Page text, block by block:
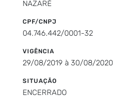
NAZARÉ
CPF/CNPJ
04.746.442/0001-32
VIGÊNCIA
29/08/2019 à 30/08/2020
SITUAÇÃO
ENCERRADO